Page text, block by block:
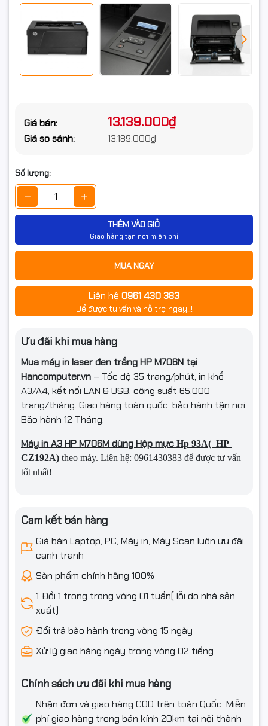
Giá bán: 13.139.000₫
Giá so sánh: 13.189.000₫
Số lượng:
THÊM VÀO GIỎ
Giao hàng tận nơi miễn phí
MUA NGAY
Liên hệ 0961 430 383
Để được tư vấn và hỗ trợ ngay!!!
Ưu đãi khi mua hàng
Mua máy in laser đen trắng HP M706N tại
Hancomputer.vn – Tốc độ 35 trang/phút, in khổ
A3/A4, kết nối LAN & USB, công suất 65.000
trang/tháng. Giao hàng toàn quốc, bảo hành tận nơi.
Bảo hành 12 Tháng.
Máy in A3 HP M706M dùng Hộp mực Hp 93A( HP
CZ192A) theo máy. Liên hệ: 0961430383 để được tư vấn
tốt nhất!
Cam kết bán hàng
Giá bán Laptop, PC, Máy in, Máy Scan luôn ưu đãi
cạnh tranh
Sản phẩm chính hãng 100%
1 Đổi 1 trong trong vòng 01 tuần( lỗi do nhà sản
xuất)
Đổi trả bảo hành trong vòng 15 ngày
Xử lý giao hàng ngày trong vòng 02 tiếng
Chính sách ưu đãi khi mua hàng
Nhận đơn và giao hàng COD trên toàn Quốc. Miễn
phí giao hàng trong bán kính 20km tại nội thành